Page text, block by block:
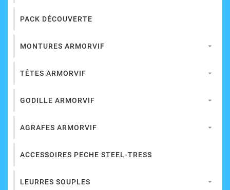
PACK DÉCOUVERTE
MONTURES ARMORVIF 
TÊTES ARMORVIF 
GODILLE ARMORVIF 
AGRAFES ARMORVIF 
ACCESSOIRES PECHE STEEL-TRESS
LEURRES SOUPLES 